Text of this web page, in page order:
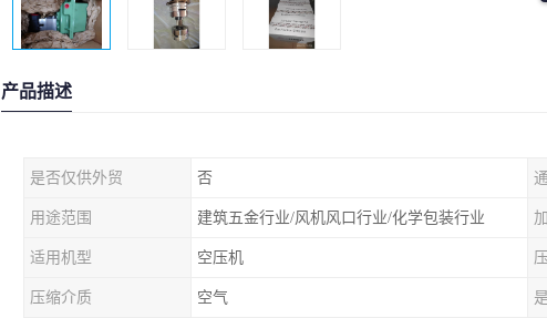
产品描述
是否仅供外贸 否
用途范围 建筑五金行业/风机风口行业/化学包装行业
适用机型 空压机
压缩介质 空气